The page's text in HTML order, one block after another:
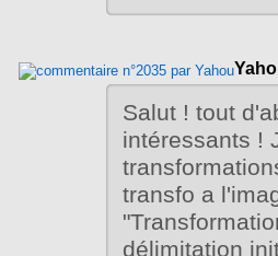
Salut ! tout
intéressants !
transfo a
délimitation